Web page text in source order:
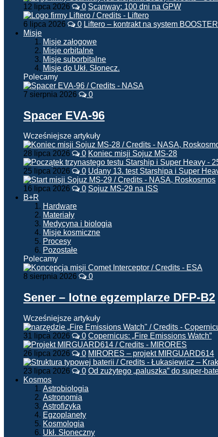
12 lipca 2026 0 Scanway: 100 dni na GPW
6 lipca 2026 0 Liftero – kontrakt na system BOOSTER
Misje
Misje załogowe
Misje orbitalne
Misje suborbitalne
Misje do Ukł. Słonecz.
Polecamy
7 sierpnia 2026 0
Spacer EVA-96
Wcześniejsze artykuły
28 lipca 2026 0 Koniec misji Sojuz MS-28
25 lipca 2026 0 Udany 13. test Starshipa i Super
16 lipca 2026 0 Sojuz MS-29 na ISS
B+R
Hardware
Materiały
Medycyna i biologia
Misje kosmiczne
Procesy
Pozostałe
Polecamy
8 sierpnia 2026 0
Sener – lotne egzemplarze DFP-B2
Wcześniejsze artykuły
31 lipca 2026 0 Copernicus: „Fire Emissions Watch”
26 lipca 2026 0 MIRORES – projekt MIRGUARD614
23 lipca 2026 0 Od zużytego „paluszka” do super-
Kosmos
Astrobiologia
Astronomia
Astrofizyka
Egzoplanety
Kosmologia
Ukł. Słoneczny